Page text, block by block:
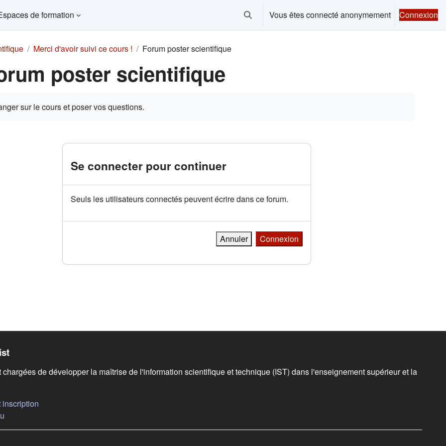
de formation Activer/désactiver la saisie de recherche
Vous êtes connecté anonymement Connexion
Merci d'avoir suivi ce cours ! Forum poster scientifique
poster scientifique
sur le cours et poser vos questions.
Se connecter pour continuer
Seuls les utilisateurs connectés peuvent écrire dans ce forum.
Annuler Connexion
bas de page
chargées de développer la maîtrise de l'information scientifique et technique (IST) dans l'enseignement supérieur et la
inscription